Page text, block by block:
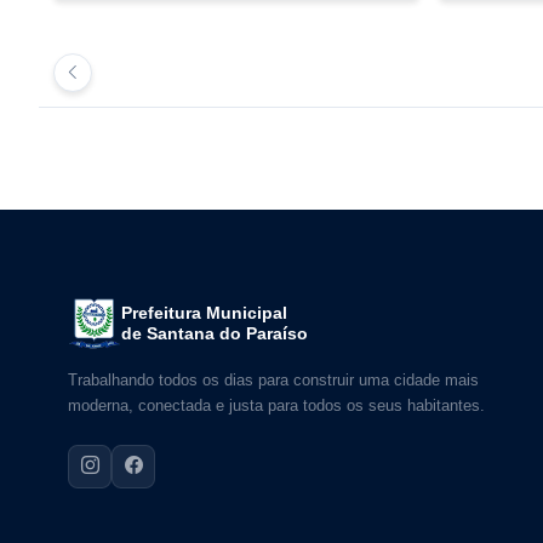
Prefeitura Municipal
de Santana do Paraíso
Trabalhando todos os dias para construir uma cidade mais
moderna, conectada e justa para todos os seus habitantes.